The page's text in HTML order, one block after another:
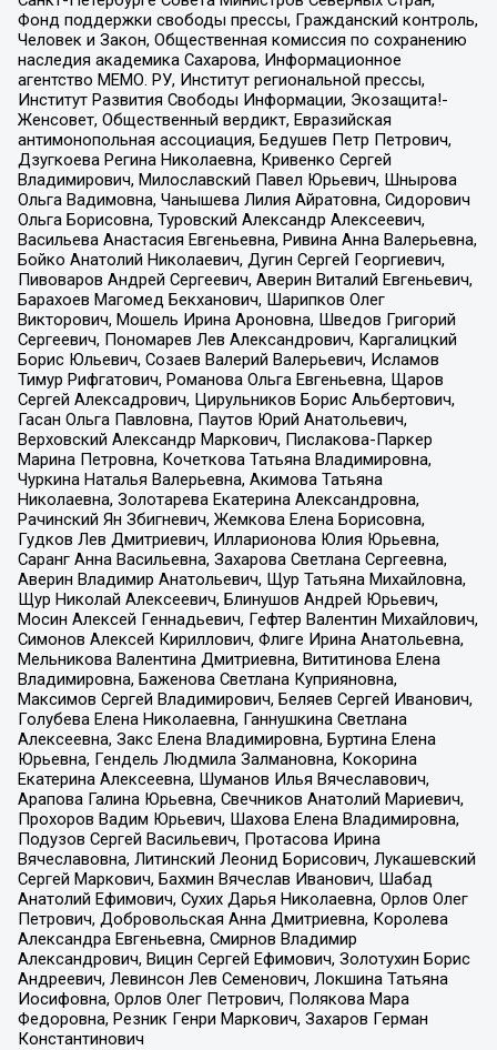
Фонд поддержки свободы прессы, Гражданский контроль,
Человек и Закон, Общественная комиссия по сохранению
наследия академика Сахарова, Информационное
агентство МЕМО. РУ, Институт региональной прессы,
Институт Развития Свободы Информации, Экозащита!-
Женсовет, Общественный вердикт, Евразийская
антимонопольная ассоциация, Бедушев Петр Петрович,
Дзугкоева Регина Николаевна, Кривенко Сергей
Владимирович, Милославский Павел Юрьевич, Шнырова
Ольга Вадимовна, Чанышева Лилия Айратовна, Сидорович
Ольга Борисовна, Туровский Александр Алексеевич,
Васильева Анастасия Евгеньевна, Ривина Анна Валерьевна,
Бойко Анатолий Николаевич, Дугин Сергей Георгиевич,
Пивоваров Андрей Сергеевич, Аверин Виталий Евгеньевич,
Барахоев Магомед Бекханович, Шарипков Олег
Викторович, Мошель Ирина Ароновна, Шведов Григорий
Сергеевич, Пономарев Лев Александрович, Каргалицкий
Борис Юльевич, Созаев Валерий Валерьевич, Исламов
Тимур Рифгатович, Романова Ольга Евгеньевна, Щаров
Сергей Алексадрович, Цирульников Борис Альбертович,
Гасан Ольга Павловна, Паутов Юрий Анатольевич,
Верховский Александр Маркович, Пислакова-Паркер
Марина Петровна, Кочеткова Татьяна Владимировна,
Чуркина Наталья Валерьевна, Акимова Татьяна
Николаевна, Золотарева Екатерина Александровна,
Рачинский Ян Збигневич, Жемкова Елена Борисовна,
Гудков Лев Дмитриевич, Илларионова Юлия Юрьевна,
Саранг Анна Васильевна, Захарова Светлана Сергеевна,
Аверин Владимир Анатольевич, Щур Татьяна Михайловна,
Щур Николай Алексеевич, Блинушов Андрей Юрьевич,
Мосин Алексей Геннадьевич, Гефтер Валентин Михайлович,
Симонов Алексей Кириллович, Флиге Ирина Анатольевна,
Мельникова Валентина Дмитриевна, Вититинова Елена
Владимировна, Баженова Светлана Куприяновна,
Максимов Сергей Владимирович, Беляев Сергей Иванович,
Голубева Елена Николаевна, Ганнушкина Светлана
Алексеевна, Закс Елена Владимировна, Буртина Елена
Юрьевна, Гендель Людмила Залмановна, Кокорина
Екатерина Алексеевна, Шуманов Илья Вячеславович,
Арапова Галина Юрьевна, Свечников Анатолий Мариевич,
Прохоров Вадим Юрьевич, Шахова Елена Владимировна,
Подузов Сергей Васильевич, Протасова Ирина
Вячеславовна, Литинский Леонид Борисович, Лукашевский
Сергей Маркович, Бахмин Вячеслав Иванович, Шабад
Анатолий Ефимович, Сухих Дарья Николаевна, Орлов Олег
Петрович, Добровольская Анна Дмитриевна, Королева
Александра Евгеньевна, Смирнов Владимир
Александрович, Вицин Сергей Ефимович, Золотухин Борис
Андреевич, Левинсон Лев Семенович, Локшина Татьяна
Иосифовна, Орлов Олег Петрович, Полякова Мара
Федоровна, Резник Генри Маркович, Захаров Герман
Константинович